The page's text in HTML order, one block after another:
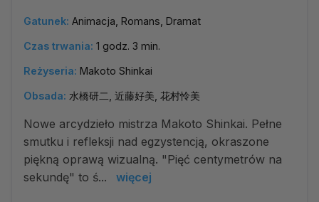
Gatunek: Animacja, Romans, Dramat
Czas trwania: 1 godz. 3 min.
Reżyseria: Makoto Shinkai
Obsada: 水橋研二, 近藤好美, 花村怜美
Nowe arcydzieło mistrza Makoto Shinkai. Pełne
smutku i refleksji nad egzystencją, okraszone
piękną oprawą wizualną. "Pięć centymetrów na
sekundę" to ś...
więcej